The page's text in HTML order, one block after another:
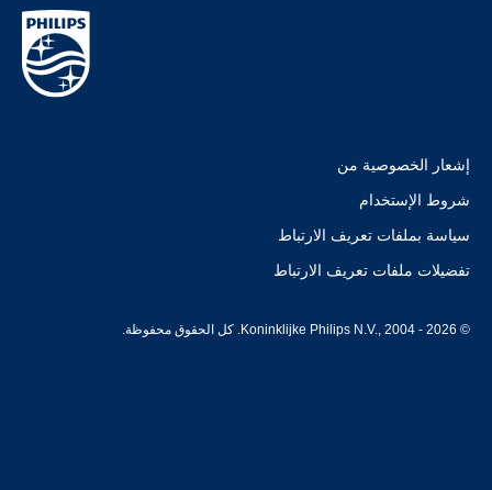
إشعار الخصوصية من
شروط الإستخدام
سياسة بملفات تعريف الارتباط
تفضيلات ملفات تعريف الارتباط
© Koninklijke Philips N.V., 2004 - 2026. كل الحقوق محفوظة.